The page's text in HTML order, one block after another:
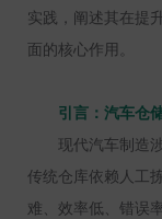
实践，阐述其在提
面的核心作用。
引言：汽车仓
现代汽车制造
传统仓库依赖人工
难、效率低、错误